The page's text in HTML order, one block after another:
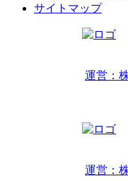
サイトマップ
運営：
運営：